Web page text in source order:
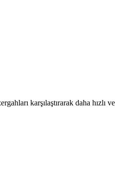
karşılaştırarak daha hızlı